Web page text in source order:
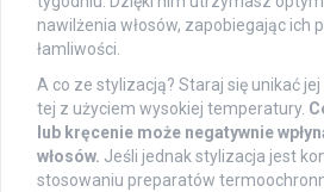
nawilżenia włosów, zapobiegając ich
łamliwości.
A co ze stylizacją? Staraj się unikać
tej z użyciem wysokiej temperatury.
lub kręcenie może negatywnie
włosów. Jeśli jednak stylizacja jest
stosowaniu preparatów